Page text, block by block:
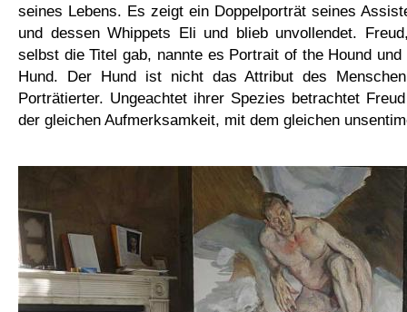
seines Lebens. Es zeigt ein Doppelporträt seines
und dessen Whippets Eli und blieb unvollendet.
selbst die Titel gab, nannte es Portrait of the Hound
Hund. Der Hund ist nicht das Attribut des
Porträtierter. Ungeachtet ihrer Spezies betrachtet
der gleichen Aufmerksamkeit, mit dem gleichen